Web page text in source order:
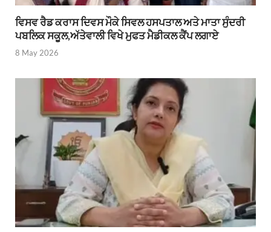
ਵਿਸਵ ਰੈਡ ਕਰਾਸ ਦਿਵਸ ਮੌਕੇ ਸਿਵਲ ਹਸਪਤਾਲ ਅਤੇ ਮਾਤਾ ਸੁੰਦਰੀ
ਪਬਲਿਕ ਸਕੂਲ,ਅੱਤੇਵਾਲੀ ਵਿਖੇ ਮੁਫਤ ਮੈਡੀਕਲ ਕੈਂਪ ਲਗਾਏ
8 May 2026